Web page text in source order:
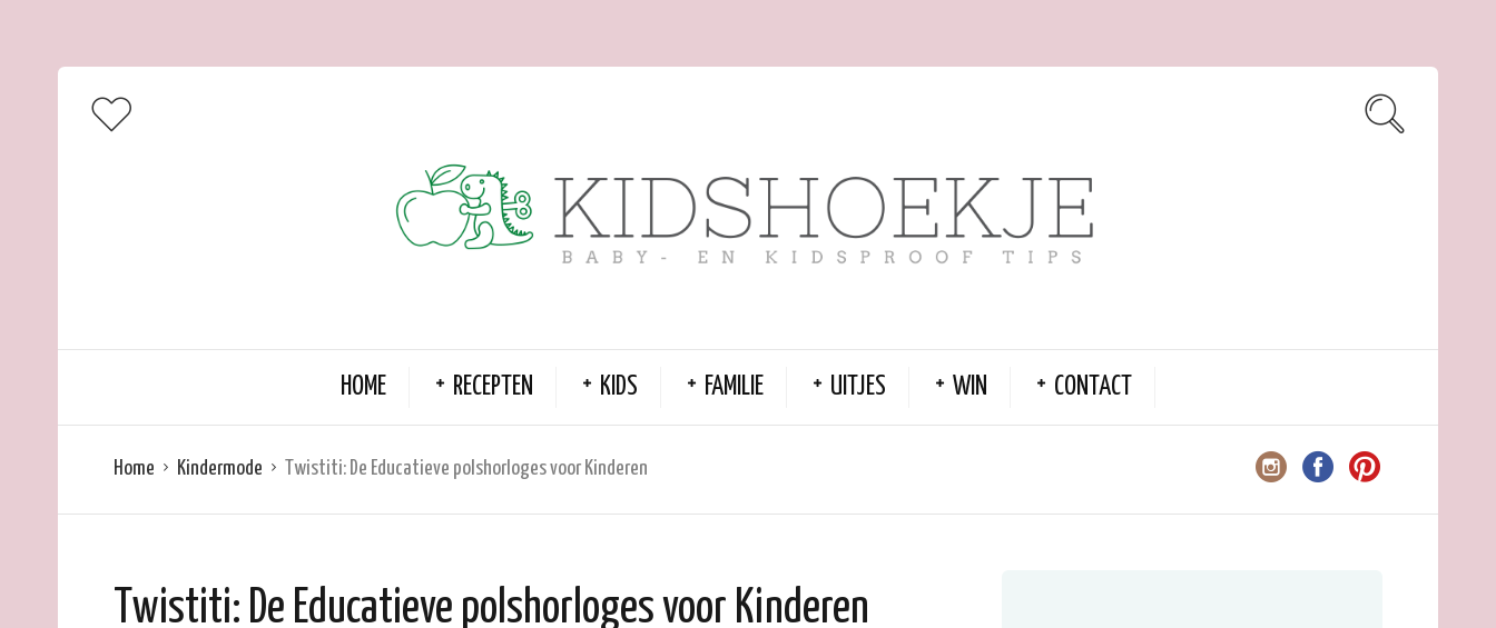
HOME RECEPTEN KIDS FAMILIE UITJES WIN CONTACT
Home Kindermode Twistiti: De Educatieve polshorloges voor Kinderen
Twistiti: De Educatieve polshorloges voor Kinderen